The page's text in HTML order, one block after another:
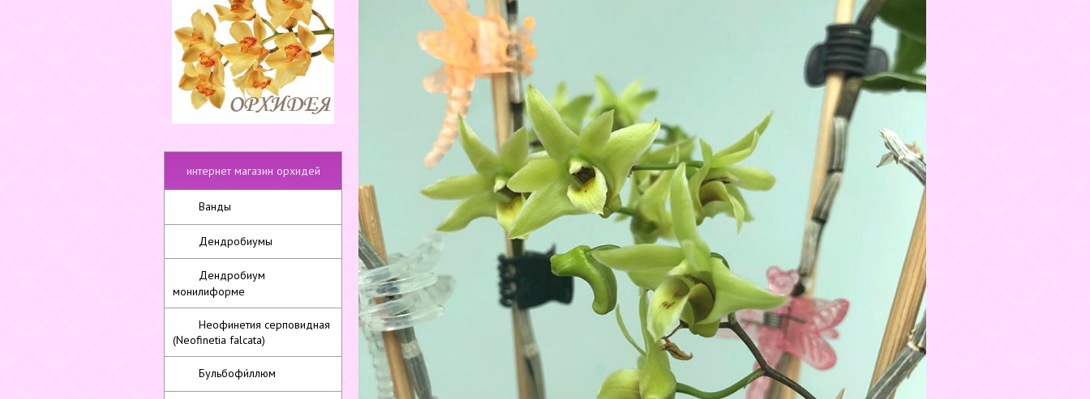
интернет магазин орхидей
Ванды
Дендробиумы
Дендробиум
монилиформе
Неофинетия серповидная
(Neofinetia falcata)
Бульбофи́ллюм